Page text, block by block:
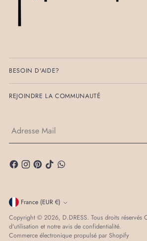
BESOIN D'AIDE?
REJOINDRE LA COMMUNAUTÉ
Mail
Monnaie France (EUR €)
Copyright © 2026, D.DRESS. Tous droits réservés
d'utilisation et notre avis de confidentialité.
Commerce électronique propulsé par Shopify